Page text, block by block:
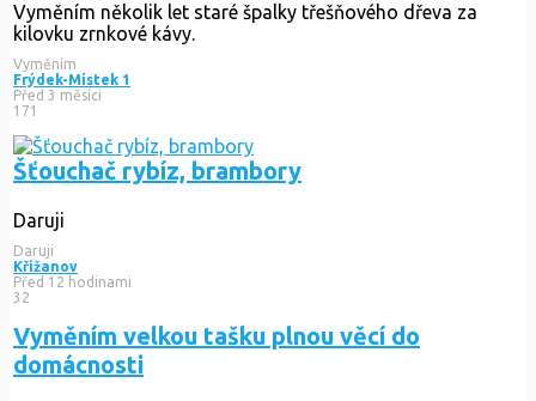
Vyměním několik let staré špalky třešňového dřeva za
kilovku zrnkové kávy.
Vyměním
Frýdek-Místek 1
Před 3 měsíci
171
Šťouchač rybíz, brambory
Daruji
Daruji
Křižanov
Před 12 hodinami
32
Vyměním velkou tašku plnou věcí do
domácnosti